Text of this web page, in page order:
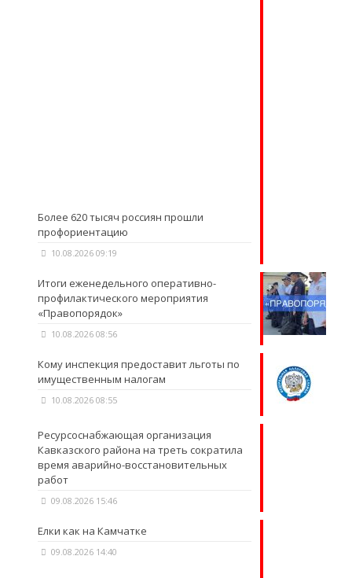
Более 620 тысяч россиян прошли
профориентацию
10.08.2026 09:19
Итоги еженедельного оперативно-
профилактического мероприятия
«Правопорядок»
10.08.2026 08:56
Кому инспекция предоставит льготы по
имущественным налогам
10.08.2026 08:55
Ресурсоснабжающая организация
Кавказского района на треть сократила
время аварийно-восстановительных
работ
09.08.2026 15:46
Елки как на Камчатке
09.08.2026 14:40